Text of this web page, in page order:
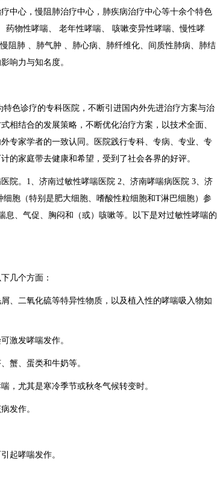
中心，慢阻肺治疗中心，肺疾病治疗中心等十余个特色
药物性哮喘、 老年性哮喘、 咳嗽变异性哮喘、慢性哮
阻肺 、肺气肿 、肺心病、肺纤维化、间质性肺病、肺结
响力与知名度。
色诊疗的专科医院，不断引进国内外先进治疗方案与治
相结合的发展策略，不断优化治疗方案，以技术全面、
专家学者的一致认同。医院践行专科、专病、专业、专
的家庭带去健康和希望，受到了社会各界的好评。
院。1、济南过敏性哮喘医院 2、济南哮喘病医院 3、济
胞（特别是肥大细胞、嗜酸性粒细胞和T淋巴细胞）参
、气促、胸闷和（或）咳嗽等。以下是对过敏性哮喘的
几个方面：
、二氧化硫等特异性物质，以及植入性的哮喘吸入物如
激发哮喘发作。
蟹、蛋类和牛奶等。
，尤其是寒冷季节或秋冬气候转变时。
发作。
起哮喘发作。